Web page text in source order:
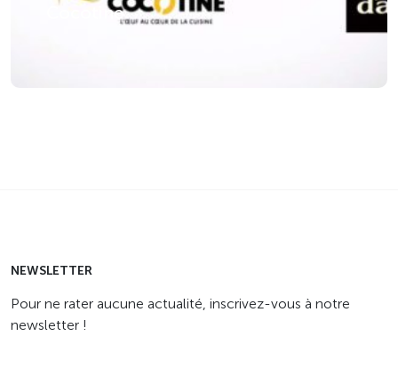
Cocotine
NEWSLETTER
Pour ne rater aucune actualité, inscrivez-vous à notre
newsletter !